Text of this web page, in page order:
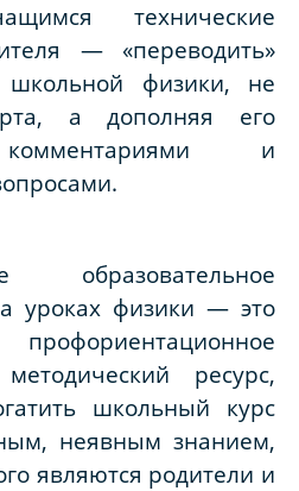
технические
— «переводить»
школьной физики, не
а дополняя его
и
образовательное
уроках физики — это
ресурс,
школьный курс
неявным знанием,
являются родители и